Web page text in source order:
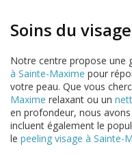
Soins du
Notre centre propose une
à Sainte-Maxime pour
votre peau. Que vous
Maxime relaxant ou un
en profondeur, nous
incluent également le
le peeling visage à Sainte-